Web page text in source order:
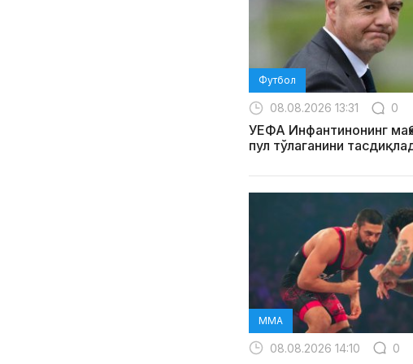
Футбол
08.08.2026 13:31 0
УЕФА Инфантинонинг
пул тўлаганини
MMA
08.08.2026 14:10 0